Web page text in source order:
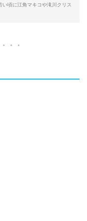
頃に江角マキコや滝川クリス